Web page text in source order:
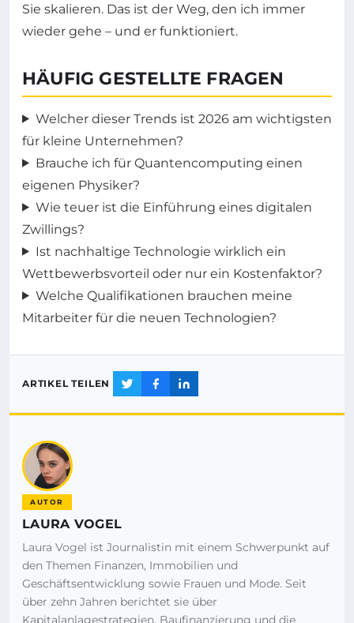
Sie skalieren. Das ist der Weg, den ich immer
wieder gehe – und er funktioniert.
HÄUFIG GESTELLTE FRAGEN
Welcher dieser Trends ist 2026 am wichtigsten
für kleine Unternehmen?
Brauche ich für Quantencomputing einen
eigenen Physiker?
Wie teuer ist die Einführung eines digitalen
Zwillings?
Ist nachhaltige Technologie wirklich ein
Wettbewerbsvorteil oder nur ein Kostenfaktor?
Welche Qualifikationen brauchen meine
Mitarbeiter für die neuen Technologien?
ARTIKEL TEILEN
AUTOR
LAURA VOGEL
Laura Vogel ist Journalistin mit einem Schwerpunkt auf
den Themen Finanzen, Immobilien und
Geschäftsentwicklung sowie Frauen und Mode. Seit
über zehn Jahren berichtet sie über
Kapitalanlagestrategien, Baufinanzierung und die